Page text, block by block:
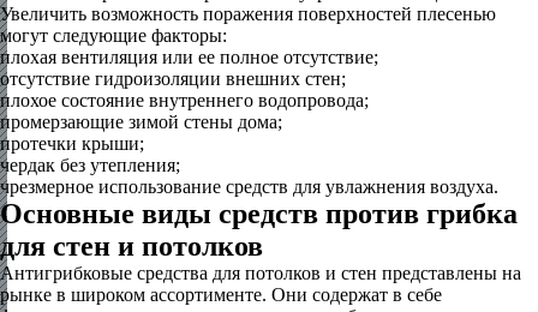
Увеличить возможность поражения поверхностей плесенью
могут следующие факторы:
плохая вентиляция или ее полное отсутствие;
отсутствие гидроизоляции внешних стен;
плохое состояние внутреннего водопровода;
промерзающие зимой стены дома;
протечки крыши;
чердак без утепления;
чрезмерное использование средств для увлажнения воздуха.
Основные виды средств против грибка
для стен и потолков
Антигрибковые средства для потолков и стен представлены на
рынке в широком ассортименте. Они содержат в себе